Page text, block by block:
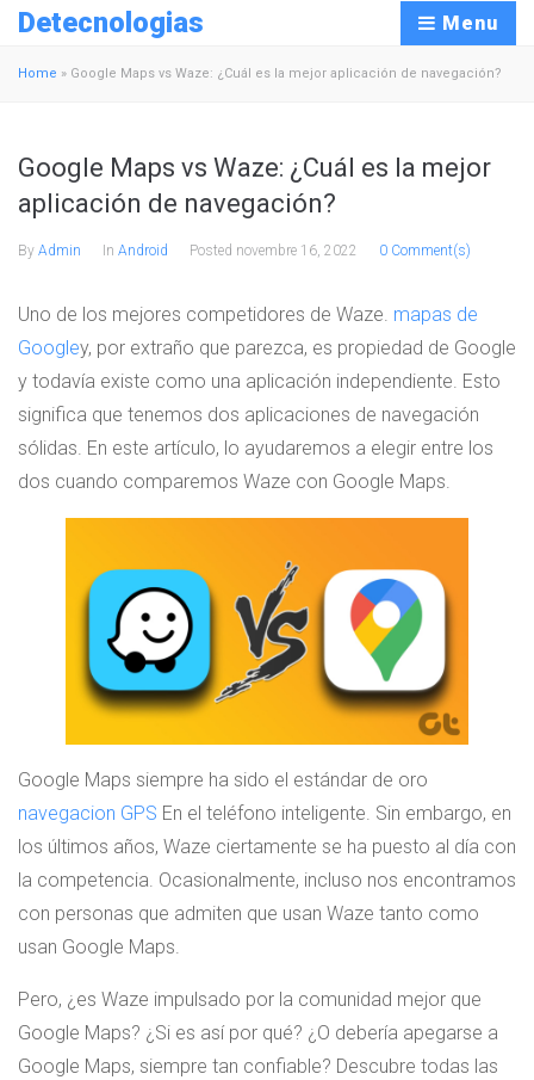
Detecnologias Menu
Home » Google Maps vs Waze: ¿Cuál es la mejor aplicación de navegación?
Google Maps vs Waze: ¿Cuál es la mejor
aplicación de navegación?
By Admin In Android Posted novembre 16, 2022 0 Comment(s)
Uno de los mejores competidores de Waze. mapas de
Googley, por extraño que parezca, es propiedad de Google
y todavía existe como una aplicación independiente. Esto
significa que tenemos dos aplicaciones de navegación
sólidas. En este artículo, lo ayudaremos a elegir entre los
dos cuando comparemos Waze con Google Maps.
Google Maps siempre ha sido el estándar de oro
navegacion GPS En el teléfono inteligente. Sin embargo, en
los últimos años, Waze ciertamente se ha puesto al día con
la competencia. Ocasionalmente, incluso nos encontramos
con personas que admiten que usan Waze tanto como
usan Google Maps.
Pero, ¿es Waze impulsado por la comunidad mejor que
Google Maps? ¿Si es así por qué? ¿O debería apegarse a
Google Maps, siempre tan confiable? Descubre todas las